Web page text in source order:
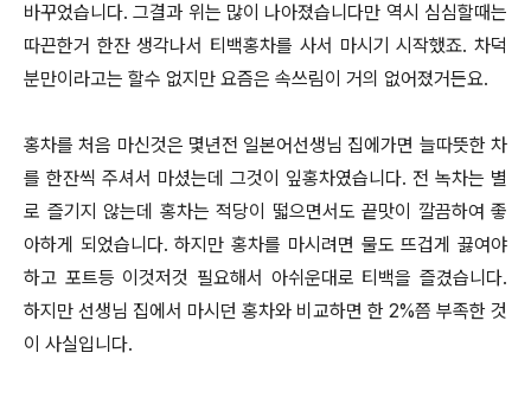
바꾸었습니다. 그결과 위는 많이 나아졌습니다만 역시 심심할때는
따끈한거 한잔 생각나서 티백홍차를 사서 마시기 시작했죠. 차덕
분만이라고는 할수 없지만 요즘은 속쓰림이 거의 없어졌거든요.
홍차를 처음 마신것은 몇년전 일본어선생님 집에가면 늘따뜻한 차
를 한잔씩 주셔서 마셨는데 그것이 잎홍차였습니다. 전 녹차는 별
로 즐기지 않는데 홍차는 적당이 떫으면서도 끝맛이 깔끔하여 좋
아하게 되었습니다. 하지만 홍차를 마시려면 물도 뜨겁게 끓여야
하고 포트등 이것저것 필요해서 아쉬운대로 티백을 즐겼습니다.
하지만 선생님 집에서 마시던 홍차와 비교하면 한 2%쯤 부족한 것
이 사실입니다.